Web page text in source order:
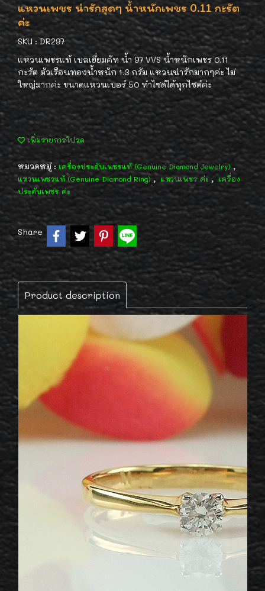
แหวนเพชร น่ารักสุดๆ น้ำหนักเพชร 0.11 กะรัต
ค่ะ
SKU : DR297
แหวนเพชรแท้ เบลเยี่ยมคัท น้ำ 97 VVS น้ำหนักเพชร 0.11
กะรัต ตัวเรือนทองน้ำหนัก 1.3 กรัม แหวนน่ารักมากๆค่ะ ไม่
ใหญ่มากค่ะ ขนาดแหวนเบอร์ 50 ทำไซด์ได้ทุกไซด์ค่ะ
เพิ่มรายการโปรด
หมวดหมู่ : เครื่องประดับเพชรแท้ (Genuine Diamond Jewelry) ,
แหวนเพชรแท้ (Genuine Diamond Ring) , แหวนเพชร ค่ะ , เครื่อง
ประดับเพชร ค่ะ
Share
Product description